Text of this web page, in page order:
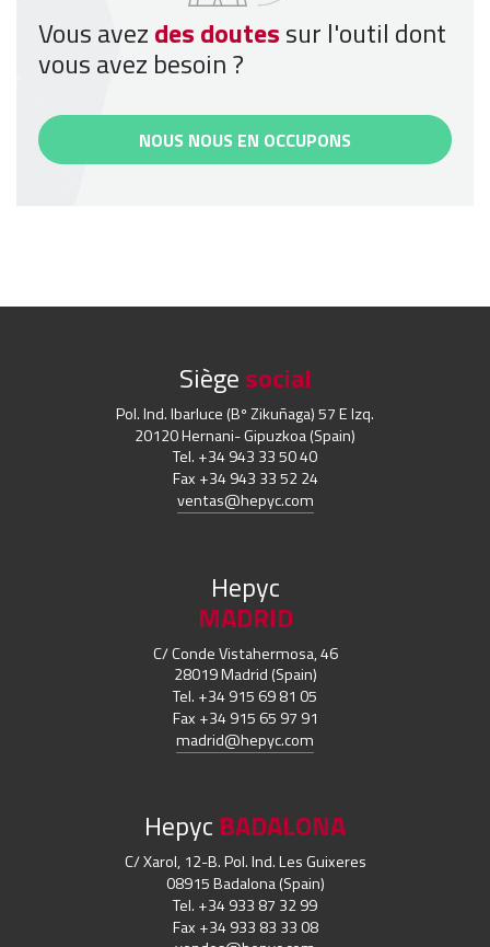
Vous avezdes doutessur l'outil dont
vous avez besoin ?
NOUS NOUS EN OCCUPONS
Siègesocial
Pol. Ind. Ibarluce (Bº Zikuñaga) 57 E Izq.
20120 Hernani- Gipuzkoa (Spain)
Tel. +34 943 33 50 40
Fax +34 943 33 52 24
ventas@hepyc.com
Hepyc
MADRID
C/ Conde Vistahermosa, 46
28019 Madrid (Spain)
Tel. +34 915 69 81 05
Fax +34 915 65 97 91
madrid@hepyc.com
Hepyc BADALONA
C/ Xarol, 12-B. Pol. Ind. Les Guixeres
08915 Badalona (Spain)
Tel. +34 933 87 32 99
Fax +34 933 83 33 08